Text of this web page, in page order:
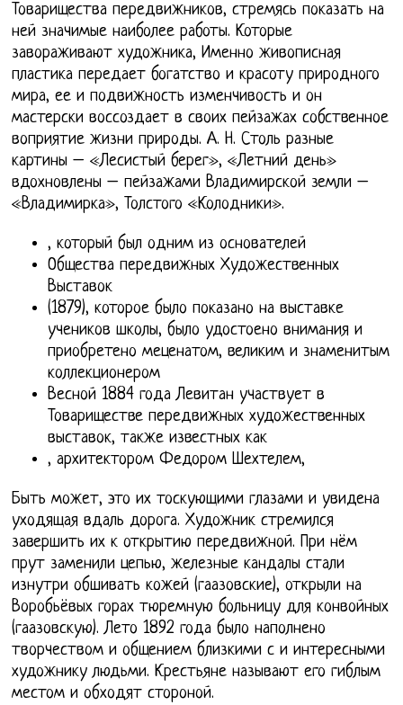
Товарищества передвижников, стремясь показать на
ней значимые наиболее работы. Которые
завораживают художника, Именно живописная
пластика передает богатство и красоту природного
мира, ее и подвижность изменчивость и он
мастерски воссоздает в своих пейзажах собственное
воприятие жизни природы. А. Н. Столь разные
картины – «Лесистый берег», «Летний день»
вдохновлены – пейзажами Владимирской земли –
«Владимирка», Толстого «Колодники».
, который был одним из основателей
Общества передвижных Художественных
Выставок
(1879), которое было показано на выставке
учеников школы, было удостоено внимания и
приобретено меценатом, великим и знаменитым
коллекционером
Весной 1884 года Левитан участвует в
Товариществе передвижных художественных
выставок, также известных как
, архитектором Федором Шехтелем,
Быть может, это их тоскующими глазами и увидена
уходящая вдаль дорога. Художник стремился
завершить их к открытию передвижной. При нём
прут заменили цепью, железные кандалы стали
изнутри обшивать кожей (гаазовские), открыли на
Воробьёвых горах тюремную больницу для конвойных
(гаазовскую). Лето 1892 года было наполнено
творчеством и общением близкими с и интересными
художнику людьми. Крестьяне называют его гиблым
местом и обходят стороной.